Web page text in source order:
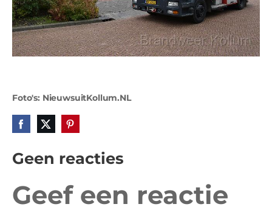
Foto's: NieuwsuitKollum.NL
Geen reacties
Geef een reactie